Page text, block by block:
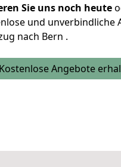
Sie uns noch heute
und unverbindliche
nach Bern .
Kostenlose Angebote